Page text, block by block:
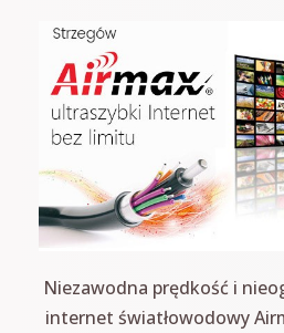
Niezawodna prędkość i
internet światłowodowy